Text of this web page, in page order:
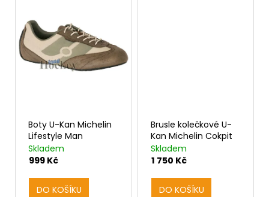
Boty U-Kan Michelin
Lifestyle Man
Skladem
999 Kč
DO KOŠÍKU
Brusle kolečkové U-
Kan Michelin Cokpit
Skladem
1 750 Kč
DO KOŠÍKU